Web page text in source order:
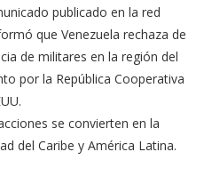
publicado en la red
que Venezuela rechaza de
de militares en la región del
por la República Cooperativa
se convierten en la
del Caribe y América Latina.